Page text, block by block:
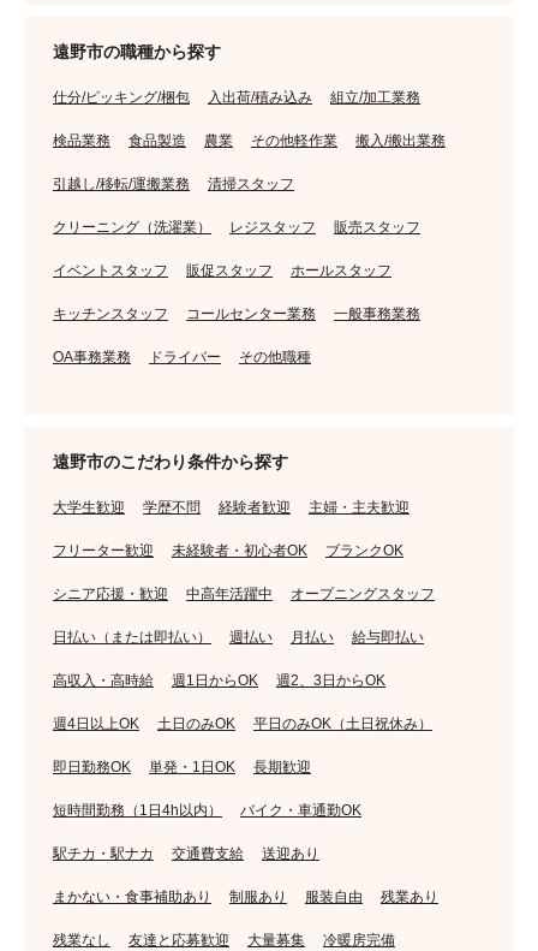
遠野市の職種から探す
仕分/ピッキング/梱包 入出荷/積み込み 組立/加工業務
検品業務 食品製造 農業 その他軽作業 搬入/搬出業務
引越し/移転/運搬業務 清掃スタッフ
クリーニング（洗濯業） レジスタッフ 販売スタッフ
イベントスタッフ 販促スタッフ ホールスタッフ
キッチンスタッフ コールセンター業務 一般事務業務
OA事務業務 ドライバー その他職種
遠野市のこだわり条件から探す
大学生歓迎 学歴不問 経験者歓迎 主婦・主夫歓迎
フリーター歓迎 未経験者・初心者OK ブランクOK
シニア応援・歓迎 中高年活躍中 オープニングスタッフ
日払い（または即払い） 週払い 月払い 給与即払い
高収入・高時給 週1日からOK 週2、3日からOK
週4日以上OK 土日のみOK 平日のみOK（土日祝休み）
即日勤務OK 単発・1日OK 長期歓迎
短時間勤務（1日4h以内） バイク・車通勤OK
駅チカ・駅ナカ 交通費支給 送迎あり
まかない・食事補助あり 制服あり 服装自由 残業あり
残業なし 友達と応募歓迎 大量募集 冷暖房完備